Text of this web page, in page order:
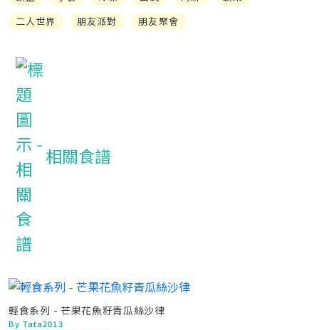
二人世界
朋友派對 朋友聚會
相關食譜
輕食系列 - 芒果花魚籽青瓜絲沙律
By Tata2013